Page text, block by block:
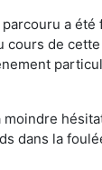
a été
de
dans la